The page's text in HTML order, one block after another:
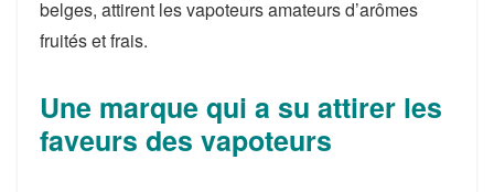
belges, attirent les vapoteurs amateurs d’arômes
fruités et frais.
Une marque qui a su attirer les
faveurs des vapoteurs